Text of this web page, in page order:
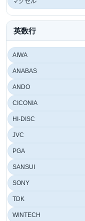
英数行
AIWA
ANABAS
ANDO
CICONIA
HI-DISC
JVC
PGA
SANSUI
SONY
TDK
WINTECH